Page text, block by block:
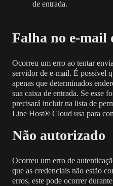
de entrada.
Falha no e-mail
Ocorreu um erro ao tentar
servidor de e-mail. É possível
apenas que determinados
sua caixa de entrada. Se esse
precisará incluir na lista de
Line Host® Cloud usa para
Não autorizado
Ocorreu um erro de
que as credenciais não estão
erros, este pode ocorrer